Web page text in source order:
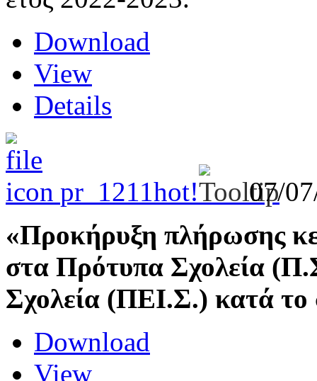
Download
View
Details
pr_1211hot!
07/
«Προκήρυξη πλήρωσης
στα Πρότυπα Σχολεία
Σχολεία (ΠΕΙ.Σ.) κατά το
Download
View